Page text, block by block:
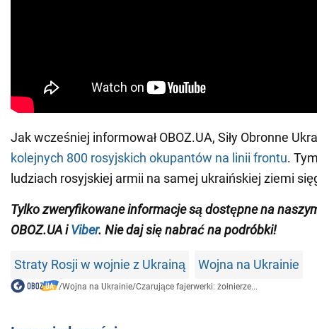
Jak wcześniej informował OBOZ.UA, Siły Obronne
kolejnych 800 rosyjskich okupantów na linii frontu.
ludziach rosyjskiej armii na samej ukraińskiej ziemi
Tylko zweryfikowane informacje są dostępne na
OBOZ.UA iViber. Nie daj się nabrać na podróbki!
Straty Rosji w wojnie z Ukrainą Wojna na Ukrainie
/Wojna na Ukrainie/Czarujące fajerwerki: żołnierze...